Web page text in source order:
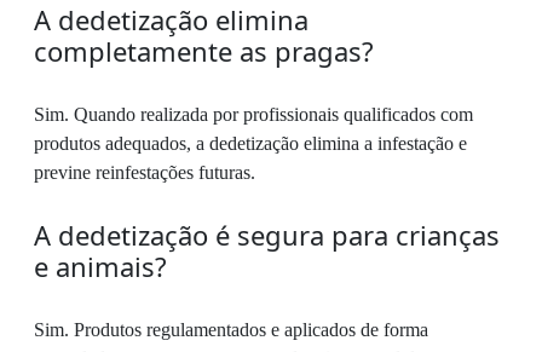
A dedetização elimina
completamente as pragas?
Sim. Quando realizada por profissionais qualificados com
produtos adequados, a dedetização elimina a infestação e
previne reinfestações futuras.
A dedetização é segura para crianças
e animais?
Sim. Produtos regulamentados e aplicados de forma